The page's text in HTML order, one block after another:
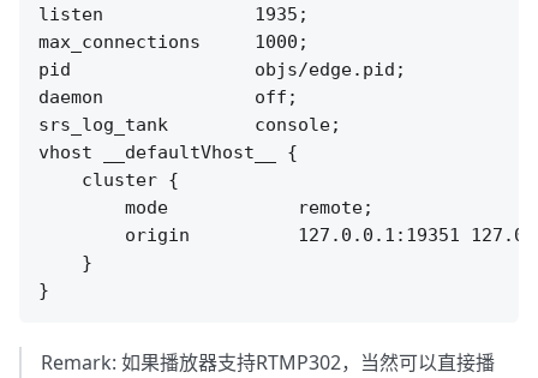
listen              1935;
max_connections     1000;
pid                 objs/edge.pid;
daemon              off;
srs_log_tank        console;
vhost __defaultVhost__ {
    cluster {
        mode            remote;
origin          127.0.0.1:19351
    }
Remark: 如果播放器支持RTMP302，当然可以直接播